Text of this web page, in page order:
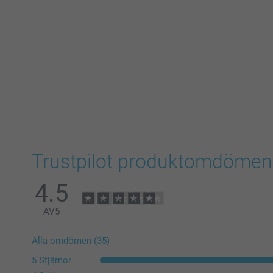
Trustpilot produktomdömen
4.5
AV5
Alla omdömen (35)
5 Stjärnor